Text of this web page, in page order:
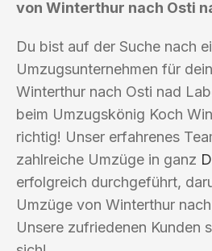
von Winterthur nach Osti
Du bist auf der Suche nach
Umzugsunternehmen für
Winterthur nach Osti nad
beim Umzugskönig Koch
richtig! Unser erfahrenes
zahlreiche Umzüge in ganz
erfolgreich durchgeführt,
Umzüge von Winterthur
Unsere zufriedenen Kunden